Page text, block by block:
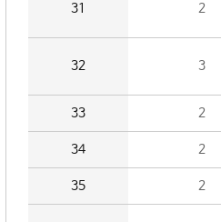
31 2
32 3
33 2
34 2
35 2